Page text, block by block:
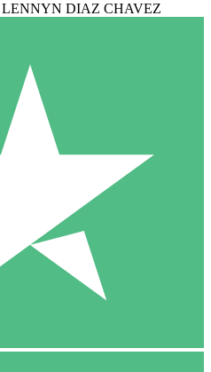
LENNYN DIAZ CHAVEZ